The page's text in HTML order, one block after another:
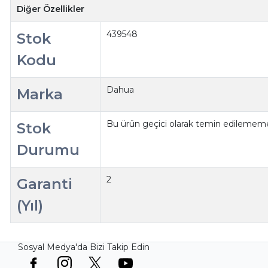
Diğer Özellikler
Stok
Kodu
439548
Marka Dahua
Stok
Durumu
Bu ürün geçici olarak temin
Garanti
(Yıl)
2
Sosyal Medya'da Bizi Takip Edin